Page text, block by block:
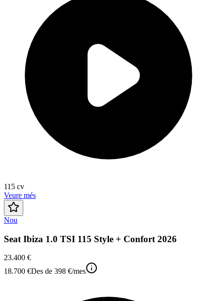
115 cv
Veure més
Nou
Seat Ibiza 1.0 TSI 115 Style + Confort 2026
23.400 €
18.700 €Des de 398 €/mes